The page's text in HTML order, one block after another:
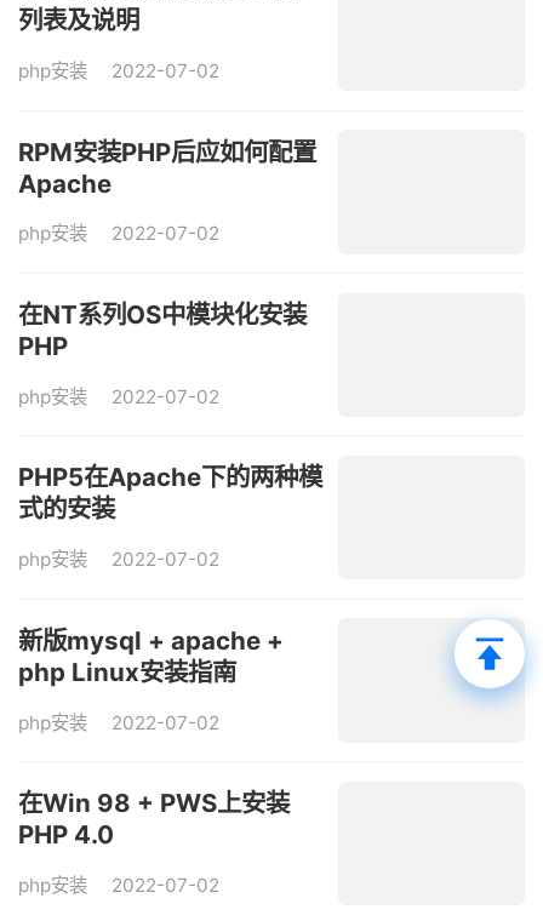
列表及说明
php安装 2022-07-02
RPM安装PHP后应如何配置
Apache
php安装 2022-07-02
在NT系列OS中模块化安装
PHP
php安装 2022-07-02
PHP5在Apache下的两种模
式的安装
php安装 2022-07-02
新版mysql + apache +
php Linux安装指南
php安装 2022-07-02
在Win 98 + PWS上安装
PHP 4.0
php安装 2022-07-02